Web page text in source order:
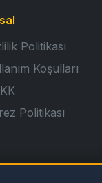
Politikası
Koşulları
Politikası